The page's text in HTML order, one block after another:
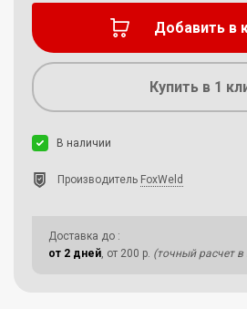
Добавить в
Купить в 1
В наличии
Производитель FoxWeld
Доставка до :
от 2 дней, от 200 р. (точный расчет в